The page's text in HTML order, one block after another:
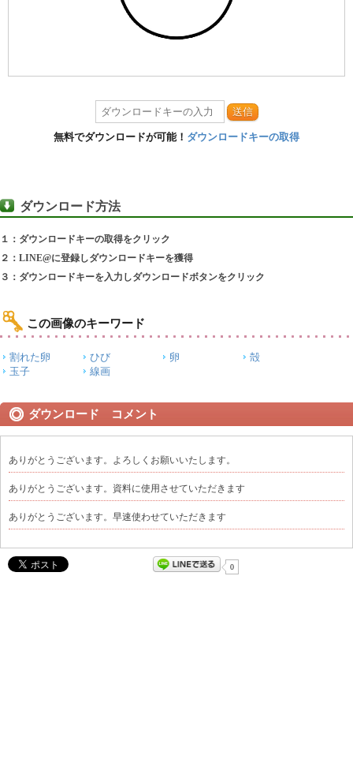
送信
無料でダウンロードが可能！ ダウンロードキーの取得
ダウンロード方法
１：ダウンロードキーの取得をクリック
２：LINE@に登録しダウンロードキーを獲得
３：ダウンロードキーを入力しダウンロードボタンをクリック
この画像のキーワード
割れた卵 ひび 卵
殻
玉子
線画
ダウンロード コメント
ありがとうございます。よろしくお願いいたします。
ありがとうございます。資料に使用させていただきます
ありがとうございます。早速使わせていただきます
0